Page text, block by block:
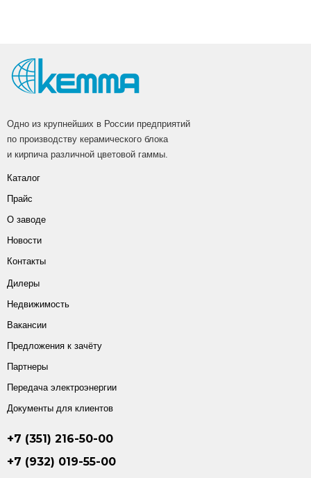
Одно из крупнейших в России предприятий
по производству керамического блока
и кирпича различной цветовой гаммы.
Каталог
Прайс
О заводе
Новости
Контакты
Дилеры
Недвижимость
Вакансии
Предложения к зачёту
Партнеры
Передача электроэнергии
Документы для клиентов
+7 (351) 216-50-00
+7 (932) 019-55-00